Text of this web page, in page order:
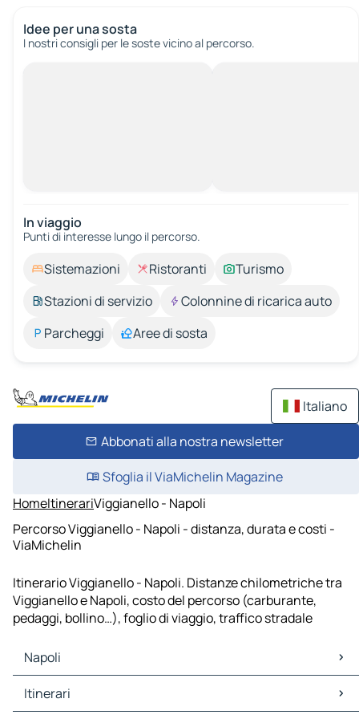
Idee per una sosta
I nostri consigli per le soste vicino al percorso.
In viaggio
Punti di interesse lungo il percorso.
Sistemazioni Ristoranti
Turismo
Stazioni di servizio
Colonnine di ricarica auto
Parcheggi
Aree di sosta
Italiano
Abbonati alla nostra newsletter
Sfoglia il ViaMichelin Magazine
HomeItinerariViggianello - Napoli
Percorso Viggianello - Napoli - distanza, durata e costi -
ViaMichelin
Itinerario Viggianello - Napoli. Distanze chilometriche tra
Viggianello e Napoli, costo del percorso (carburante,
pedaggi, bollino…), foglio di viaggio, traffico stradale
Napoli
Napoli Mappe Piantine
Napoli Traffico
Itinerari